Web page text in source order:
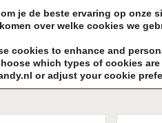
je de beste ervaring op onze
over welke cookies we
cookies to enhance and
which types of cookies
or adjust your cookie